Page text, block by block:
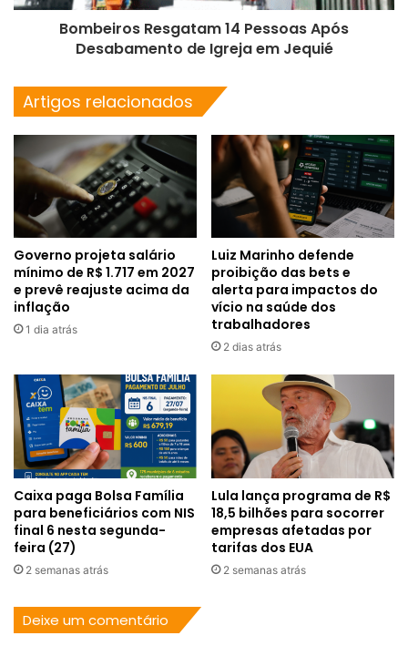
Bombeiros Resgatam 14 Pessoas Após
Desabamento de Igreja em Jequié
Artigos relacionados
Governo projeta salário
mínimo de R$ 1.717 em 2027
e prevê reajuste acima da
inflação
1 dia atrás
Luiz Marinho defende
proibição das bets e
alerta para impactos do
vício na saúde dos
trabalhadores
2 dias atrás
Caixa paga Bolsa Família
para beneficiários com NIS
final 6 nesta segunda-
feira (27)
2 semanas atrás
Lula lança programa de R$
18,5 bilhões para socorrer
empresas afetadas por
tarifas dos EUA
2 semanas atrás
Deixe um comentário